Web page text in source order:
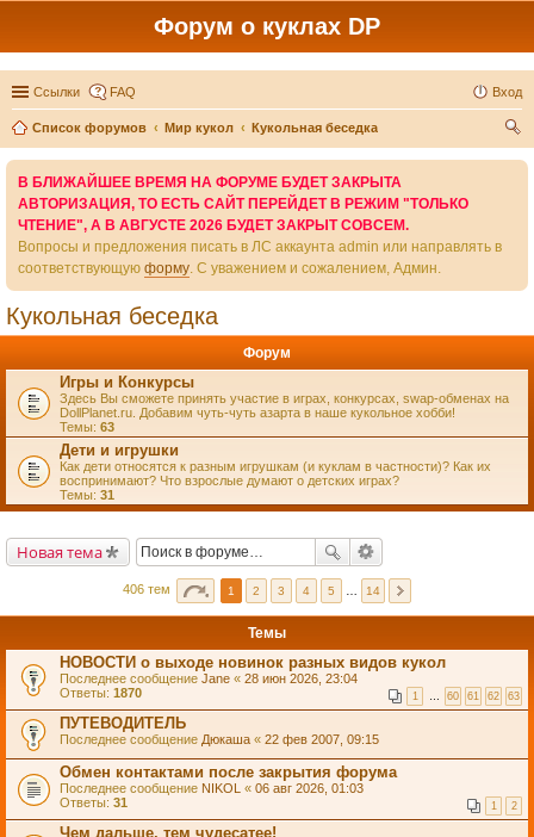
Форум о куклах DP
Ссылки FAQ Вход
Список форумов Мир кукол
Кукольная беседка
В БЛИЖАЙШЕЕ ВРЕМЯ НА ФОРУМЕ БУДЕТ ЗАКРЫТА
АВТОРИЗАЦИЯ, ТО ЕСТЬ САЙТ ПЕРЕЙДЕТ В РЕЖИМ "ТОЛЬКО
ЧТЕНИЕ", А В АВГУСТЕ 2026 БУДЕТ ЗАКРЫТ СОВСЕМ.
Вопросы и предложения писать в ЛС аккаунта admin или направлять в
соответствующую форму. С уважением и сожалением, Админ.
Кукольная беседка
Форум
Игры и Конкурсы
Здесь Вы сможете принять участие в играх, конкурсах, swap-обменах на
DollPlanet.ru. Добавим чуть-чуть азарта в наше кукольное хобби!
Темы: 63
Дети и игрушки
Как дети относятся к разным игрушкам (и куклам в частности)? Как их
воспринимают? Что взрослые думают о детских играх?
Темы: 31
Новая тема
406 тем 1 2 3 4 5 14
Темы
НОВОСТИ о выходе новинок разных видов кукол
Последнее сообщение Jane « 28 июн 2026, 23:04
Ответы: 1870 1 … 60 61 62 63
ПУТЕВОДИТЕЛЬ
Последнее сообщение Дюкаша « 22 фев 2007, 09:15
Обмен контактами после закрытия форума
Последнее сообщение NIKOL « 06 авг 2026, 01:03
Ответы: 31 1 2
Чем дальше, тем чудесатее!